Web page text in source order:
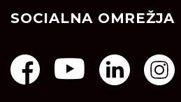
SOCIALNA OMREŽJA